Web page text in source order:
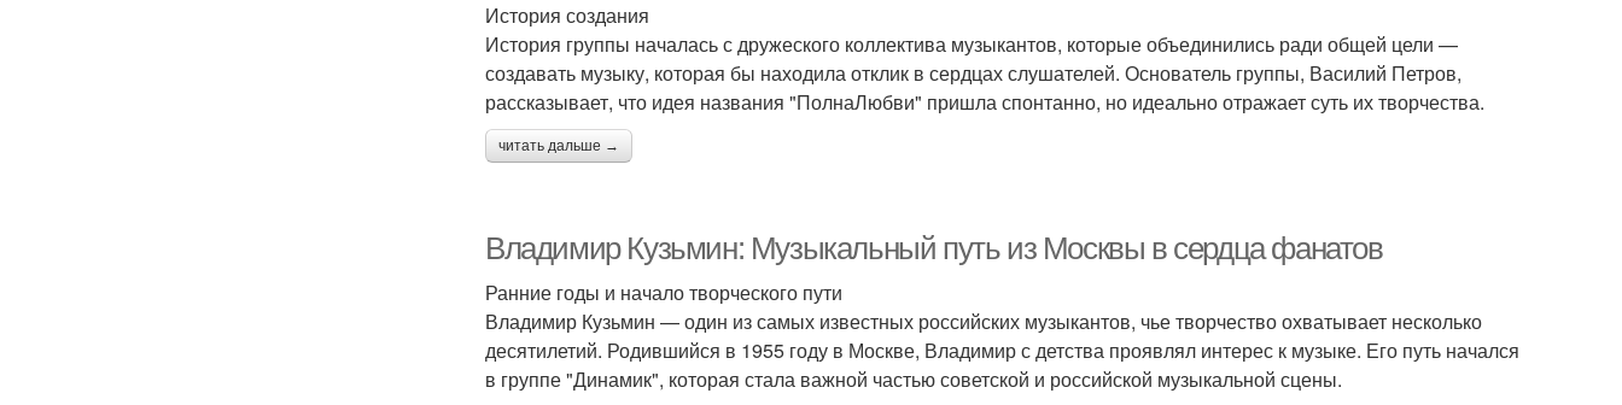
История создания
История группы началась с дружеского коллектива музыкантов, которые объединились ради общей цели —
создавать музыку, которая бы находила отклик в сердцах слушателей. Основатель группы, Василий Петров,
рассказывает, что идея названия "ПолнаЛюбви" пришла спонтанно, но идеально отражает суть их творчества.
читать дальше →
Владимир Кузьмин: Музыкальный путь из Москвы в сердца фанатов
Ранние годы и начало творческого пути
Владимир Кузьмин — один из самых известных российских музыкантов, чье творчество охватывает несколько
десятилетий. Родившийся в 1955 году в Москве, Владимир с детства проявлял интерес к музыке. Его путь начался
в группе "Динамик", которая стала важной частью советской и российской музыкальной сцены.